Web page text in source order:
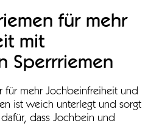
für mehr
mit
Sperrriemen
für mehr Jochbeinfreiheit und
ist weich unterlegt und sorgt
dass Jochbein und